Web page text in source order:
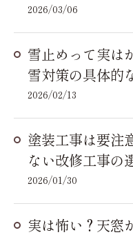
2026/03/06
雪止めって実は
雪対策の具体的
2026/02/13
塗装工事は要注
ない改修工事の
2026/01/30
実は怖い？天窓